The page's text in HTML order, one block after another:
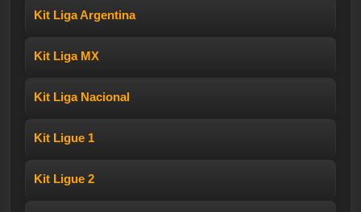
Kit Liga Argentina
Kit Liga MX
Kit Liga Nacional
Kit Ligue 1
Kit Ligue 2